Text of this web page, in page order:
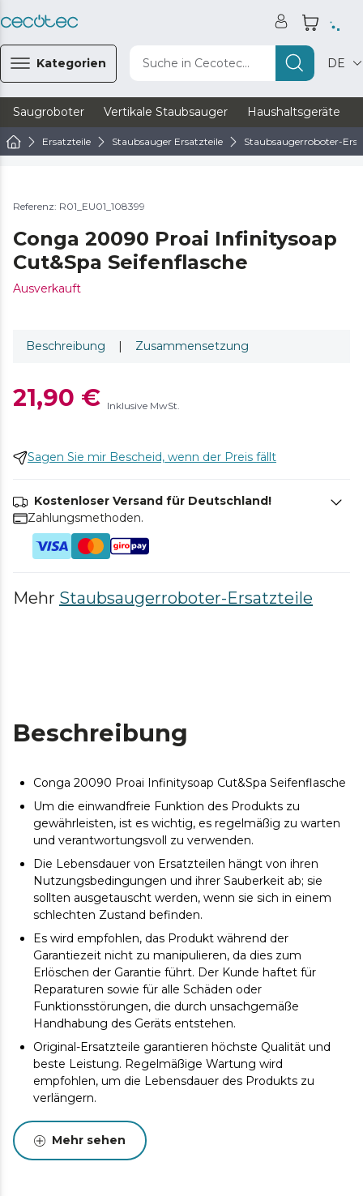
Kategorien Suche in Cecotec... DE
Saugroboter Vertikale Staubsauger Haushaltsgeräte
Ersatzteile Staubsauger Ersatzteile Staubsaugerroboter-
Referenz: R01_EU01_108399
Conga 20090 Proai Infinitysoap
Cut&Spa Seifenflasche
Ausverkauft
Beschreibung | Zusammensetzung
21,90 € Inklusive MwSt.
Sagen Sie mir Bescheid, wenn der Preis fällt
Kostenloser Versand für Deutschland!
Zahlungsmethoden.
Mehr Staubsaugerroboter-Ersatzteile
Beschreibung
Conga 20090 Proai Infinitysoap Cut&Spa Seifenflasche
Um die einwandfreie Funktion des Produkts zu
gewährleisten, ist es wichtig, es regelmäßig zu warten
und verantwortungsvoll zu verwenden.
Die Lebensdauer von Ersatzteilen hängt von ihren
Nutzungsbedingungen und ihrer Sauberkeit ab; sie
sollten ausgetauscht werden, wenn sie sich in einem
schlechten Zustand befinden.
Es wird empfohlen, das Produkt während der
Garantiezeit nicht zu manipulieren, da dies zum
Erlöschen der Garantie führt. Der Kunde haftet für
Reparaturen sowie für alle Schäden oder
Funktionsstörungen, die durch unsachgemäße
Handhabung des Geräts entstehen.
Original-Ersatzteile garantieren höchste Qualität und
beste Leistung. Regelmäßige Wartung wird
empfohlen, um die Lebensdauer des Produkts zu
verlängern.
Mehr sehen